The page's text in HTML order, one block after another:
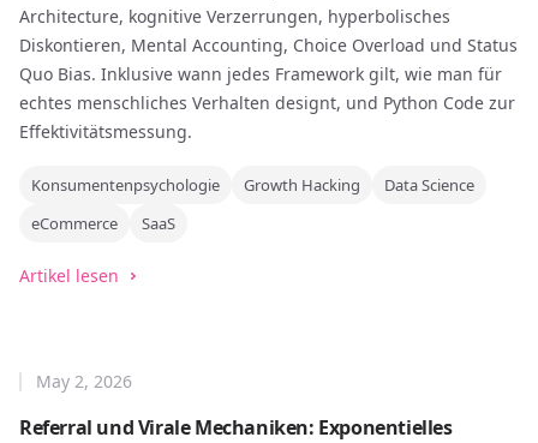
Architecture, kognitive Verzerrungen, hyperbolisches
Diskontieren, Mental Accounting, Choice Overload und Status
Quo Bias. Inklusive wann jedes Framework gilt, wie man für
echtes menschliches Verhalten designt, und Python Code zur
Effektivitätsmessung.
Konsumentenpsychologie Growth Hacking
Data Science
eCommerce
SaaS
Artikel lesen
Referral und Virale Mechaniken: Exponentielles
May 2, 2026